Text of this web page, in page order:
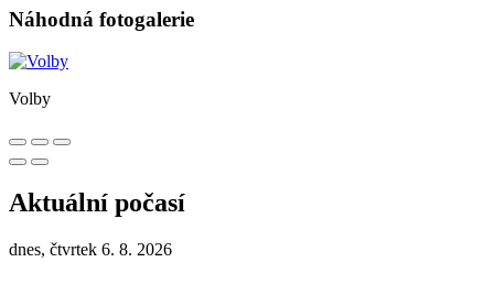
Náhodná fotogalerie
Volby
Aktuální počasí
dnes, čtvrtek 6. 8. 2026